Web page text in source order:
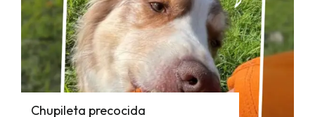
Chupileta precocida